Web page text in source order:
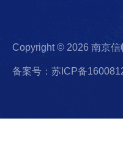
Copyright © 2026 南京
备案号：苏ICP备